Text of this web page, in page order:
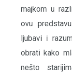
majkom u
ovu
ljubavi i
obrati kako
nešto